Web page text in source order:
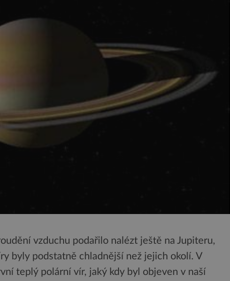
vzduchu podařilo nalézt ještě na Jupiteru,
byly podstatně chladnější než jejich okolí. V
teplý polární vír, jaký kdy byl objeven v naší